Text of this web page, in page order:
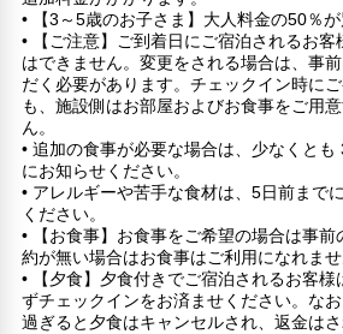
• 【3～5歳のお子さま】大人料金の50％が
• 【ご注意】ご到着日にご宿泊されるお客
はできません。変更をされる場合は、事
だく必要があります。チェックイン時に
も、施設側はお部屋およびお食事をご用
ん。
• 追加の食事が必要な場合は、少なくと
にお知らせください。
• アレルギーや苦手な食材は、5日前まで
ください。
• 【お食事】お食事をご希望の場合は事
約が無い場合はお食事はご利用になれませ
• 【夕食】夕食付きでご宿泊されるお客
ずチェックインをお済ませください。な
過ぎると夕食はキャンセルされ、返金はさ